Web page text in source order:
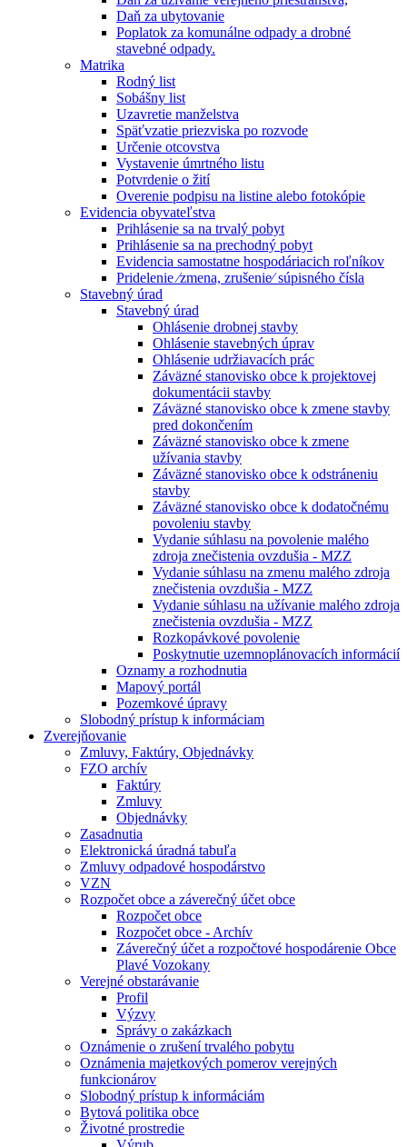
Daň za ubytovanie
Poplatok za komunálne odpady a drobné
stavebné odpady.
Matrika
Rodný list
Sobášny list
Uzavretie manželstva
Späťvzatie priezviska po rozvode
Určenie otcovstva
Vystavenie úmrtného listu
Potvrdenie o žití
Overenie podpisu na listine alebo fotokópie
Evidencia obyvateľstva
Prihlásenie sa na trvalý pobyt
Prihlásenie sa na prechodný pobyt
Evidencia samostatne hospodáriacich roľníkov
Pridelenie ⁄zmena, zrušenie⁄ súpisného čísla
Stavebný úrad
Stavebný úrad
Ohlásenie drobnej stavby
Ohlásenie stavebných úprav
Ohlásenie udržiavacích prác
Záväzné stanovisko obce k projektovej
dokumentácii stavby
Záväzné stanovisko obce k zmene stavby
pred dokončením
Záväzné stanovisko obce k zmene
užívania stavby
Záväzné stanovisko obce k odstráneniu
stavby
Záväzné stanovisko obce k dodatočnému
povoleniu stavby
Vydanie súhlasu na povolenie malého
zdroja znečistenia ovzdušia - MZZ
Vydanie súhlasu na zmenu malého zdroja
znečistenia ovzdušia - MZZ
Vydanie súhlasu na užívanie malého zdroja
znečistenia ovzdušia - MZZ
Rozkopávkové povolenie
Poskytnutie uzemnoplánovacích informácií
Oznamy a rozhodnutia
Mapový portál
Pozemkové úpravy
Slobodný prístup k informáciam
Zverejňovanie
Zmluvy, Faktúry, Objednávky
FZO archív
Faktúry
Zmluvy
Objednávky
Zasadnutia
Elektronická úradná tabuľa
Zmluvy odpadové hospodárstvo
VZN
Rozpočet obce a záverečný účet obce
Rozpočet obce
Rozpočet obce - Archív
Záverečný účet a rozpočtové hospodárenie Obce
Plavé Vozokany
Verejné obstarávanie
Profil
Výzvy
Správy o zakázkach
Oznámenie o zrušení trvalého pobytu
Oznámenia majetkových pomerov verejných
funkcionárov
Slobodný prístup k informáciám
Bytová politika obce
Životné prostredie